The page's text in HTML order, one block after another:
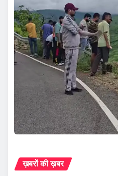
ख़बरों की ख़बर